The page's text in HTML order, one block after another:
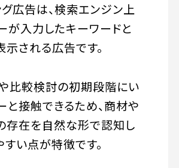
グ広告は、検索エンジン上
が入力したキーワードと
示される広告です。
比較検討の初期段階にい
と接触できるため、商材や
存在を自然な形で認知し
い点が特徴です。